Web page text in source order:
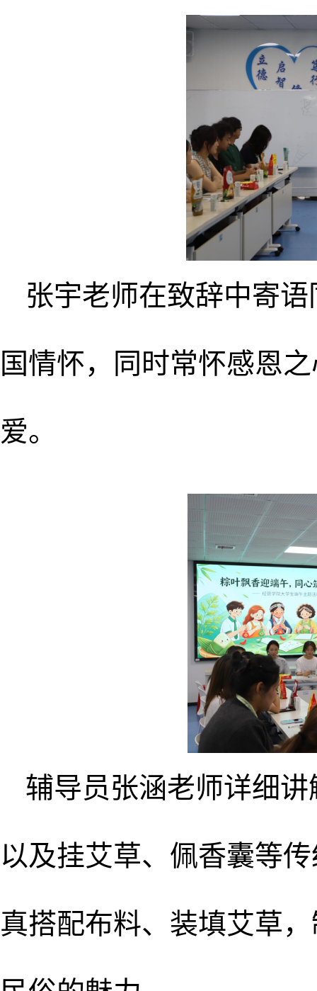
张宇老师在致辞中寄
国情怀，同时常怀感恩
爱。
辅导员张涵老师详细
以及挂艾草、佩香囊等
真搭配布料、装填艾草